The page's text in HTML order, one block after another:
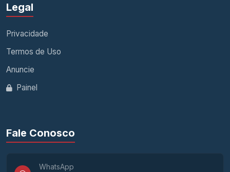
Legal
Privacidade
Termos de Uso
Anuncie
Painel
Fale Conosco
WhatsApp